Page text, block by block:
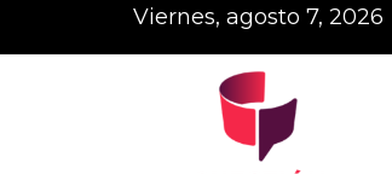
viernes, agosto 7, 2026